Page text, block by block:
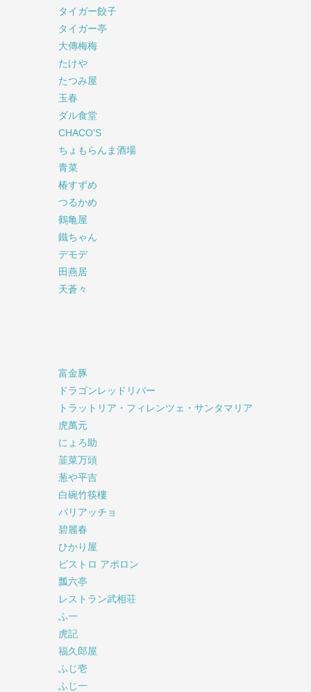
タイガー餃子
タイガー亭
大傳梅梅
たけや
たつみ屋
玉春
ダル食堂
CHACO'S
ちょもらんま酒場
青菜
椿すずめ
つるかめ
鶴亀屋
鐵ちゃん
デモデ
田燕居
天蒼々
富金豚
ドラゴンレッドリバー
トラットリア・フィレンツェ・サンタマリア
虎萬元
にょろ助
韮菜万頭
葱や平吉
白碗竹筷樓
パリアッチョ
碧麗春
ひかり屋
ビストロ アポロン
瓢六亭
レストラン武相荘
ふ一
虎記
福久郎屋
ふじ壱
ふじ一